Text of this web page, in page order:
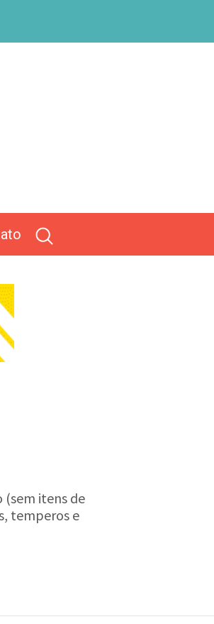
(sem itens de
temperos e